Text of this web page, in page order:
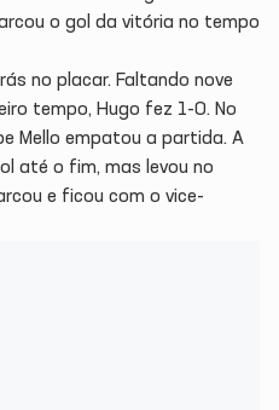
o gol da vitória no tempo
no placar. Faltando nove
tempo, Hugo fez 1-0. No
Mello empatou a partida. A
até o fim, mas levou no
e ficou com o vice-